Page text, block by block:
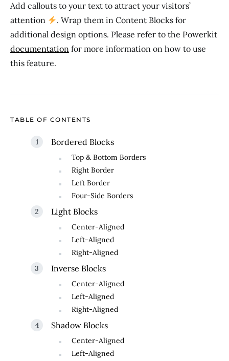
Add callouts to your text to attract your visitors’
attention
. Wrap them in Content Blocks for
additional design options. Please refer to the Powerkit
documentation for more information on how to use
this feature.
TABLE OF CONTENTS
Bordered Blocks
Top & Bottom Borders
Right Border
Left Border
Four-Side Borders
Light Blocks
Center-Aligned
Left-Aligned
Right-Aligned
Inverse Blocks
Center-Aligned
Left-Aligned
Right-Aligned
Shadow Blocks
Center-Aligned
Left-Aligned